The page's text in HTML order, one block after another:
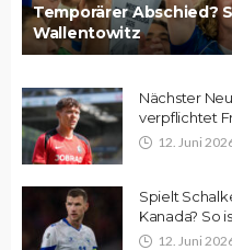
Temporärer Abschied?
Wallentowitz
Nächster
verpflichtet
12. Juni
Spielt
Kanada? So
12. Juni